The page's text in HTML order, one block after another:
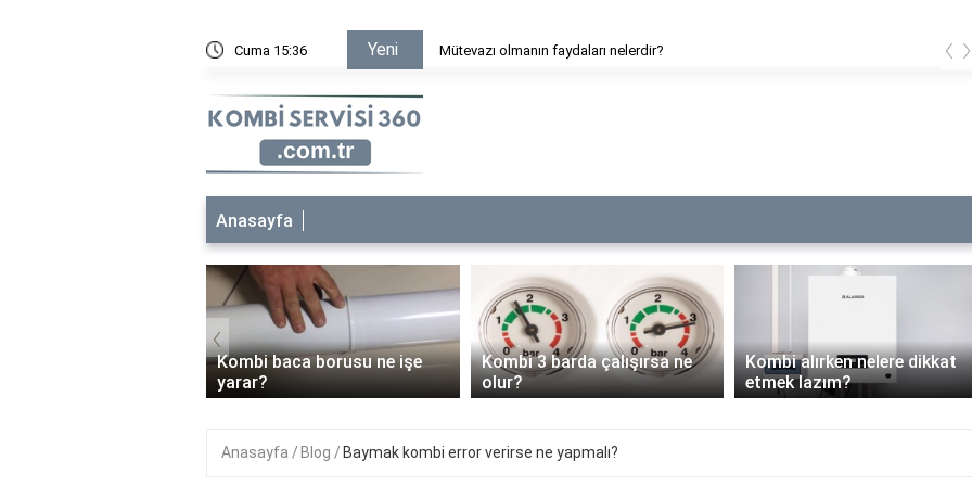
Cuma 15:36 Yeni Mütevazı olmanın faydaları nelerdir? ‹ ›
Anasayfa
Kombi 3 barda çalışırsa ne
olur?
Kombi alırken nelere dikkat
etmek lazım?
ECA kombi F4 hatası
‹
Anasayfa Blog Baymak kombi error verirse ne yapmalı?